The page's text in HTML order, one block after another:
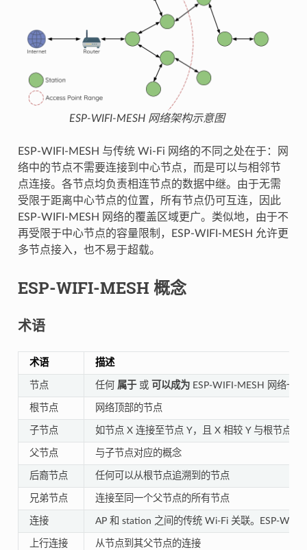
ESP-WIFI-MESH 网络架构示意图
ESP-WIFI-MESH 与传统 Wi-Fi 网络的不同之处在于：网
络中的节点不需要连接到中心节点，而是可以与相邻节
点连接。各节点均负责相连节点的数据中继。由于无需
受限于距离中心节点的位置，所有节点仍可互连，因此
ESP-WIFI-MESH 网络的覆盖区域更广。类似地，由于不
再受限于中心节点的容量限制，ESP-WIFI-MESH 允许更
多节点接入，也不易于超载。
ESP-WIFI-MESH 概念
术语
术语 描述
节点 任何 属于或 可以成为ESP-WIFI-MESH 网络一
根节点 网络顶部的节点
子节点 如节点 X 连接至节点 Y，且 X 相较 Y 与根节点
父节点 与子节点对应的概念
后裔节点 任何可以从根节点追溯到的节点
兄弟节点 连接至同一个父节点的所有节点
连接 AP 和 station 之间的传统 Wi-Fi 关联。ESP-
上行连接 从节点到其父节点的连接